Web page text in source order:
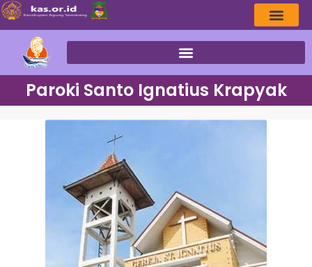
Paroki Santo Ignatius Krapyak